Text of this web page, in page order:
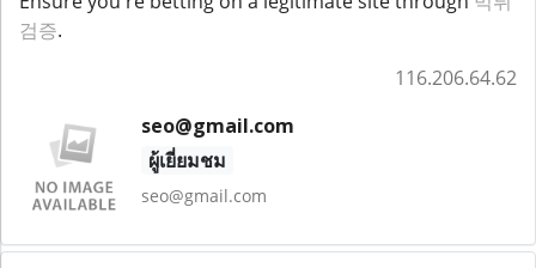
검증.
116.206.64.62
seo@gmail.com
ผู้เยี่ยมชม
seo@gmail.com